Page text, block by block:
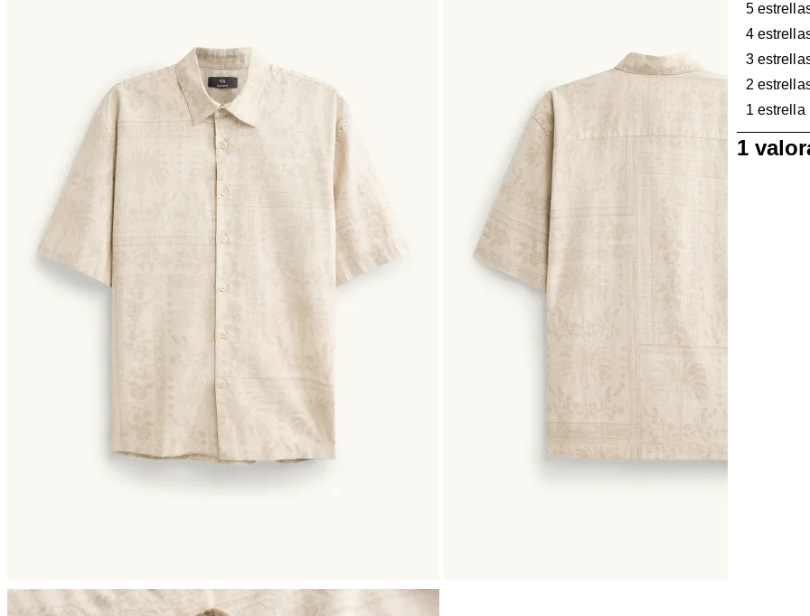
5
4
3
2
1 estrella
1 1